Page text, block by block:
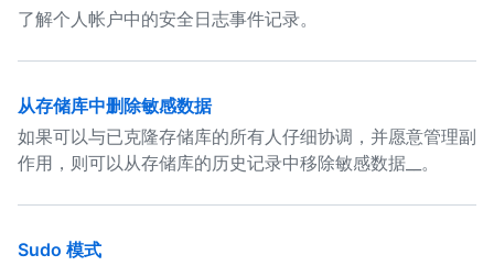
了解个人帐户中的安全日志事件记录。
从存储库中删除敏感数据
如果可以与已克隆存储库的所有人仔细协调，并愿意管理副
作用，则可以从存储库的历史记录中移除敏感数据__。
Sudo 模式